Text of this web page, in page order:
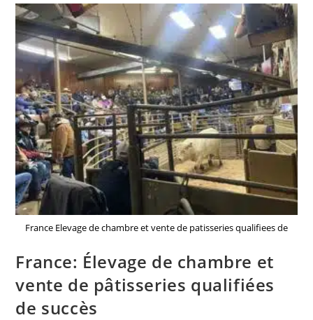
Zelensky
Dit
S’être
Entretenu
Par
Téléphone
Avec
Les
Négociateurs
Américains
France Elevage de chambre et vente de patisseries qualifiees de
France: Élevage de chambre et
vente de pâtisseries qualifiées
de succès